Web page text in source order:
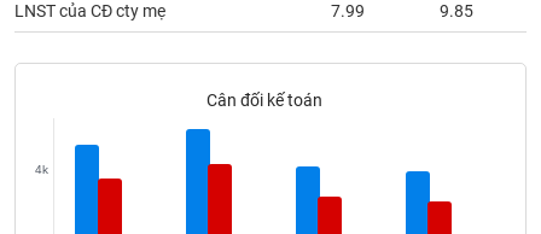
LNST của CĐ cty mẹ 7.99 9.85
Cân đối kế toán
4k
DỊCH
TRUYỀN
THÔNG